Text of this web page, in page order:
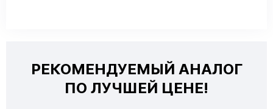
РЕКОМЕНДУЕМЫЙ АНАЛОГ
ПО ЛУЧШЕЙ ЦЕНЕ!